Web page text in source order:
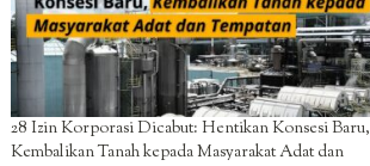
28 Izin Korporasi Dicabut: Hentikan Konsesi Baru,
Kembalikan Tanah kepada Masyarakat Adat dan